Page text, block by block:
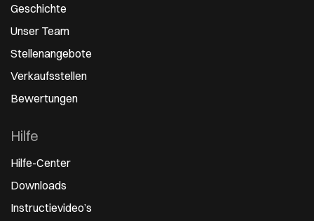
Geschichte
Unser Team
Stellenangebote
Verkaufsstellen
Bewertungen
Hilfe
Hilfe-Center
Downloads
Instructievideo’s